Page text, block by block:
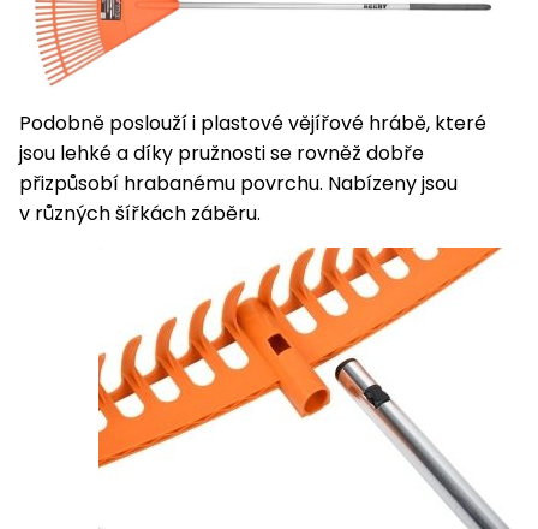
Podobně poslouží i plastové vějířové hrábě, které
jsou lehké a díky pružnosti se rovněž dobře
přizpůsobí hrabanému povrchu. Nabízeny jsou
v různých šířkách záběru.